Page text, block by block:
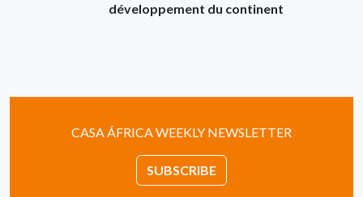
développement du continent
CASA ÁFRICA WEEKLY NEWSLETTER
SUBSCRIBE